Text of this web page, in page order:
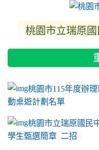
桃園市立瑞原國
link to https://
桃園市115年度辦
動桌遊計劃名單
桃園市立瑞原國民
學生甄選簡章 二招